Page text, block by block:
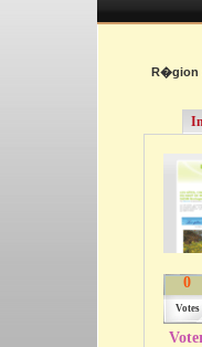
R�gion
0
Votes